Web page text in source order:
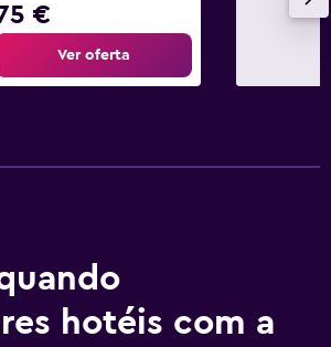
€
Ver oferta
hotéis com a